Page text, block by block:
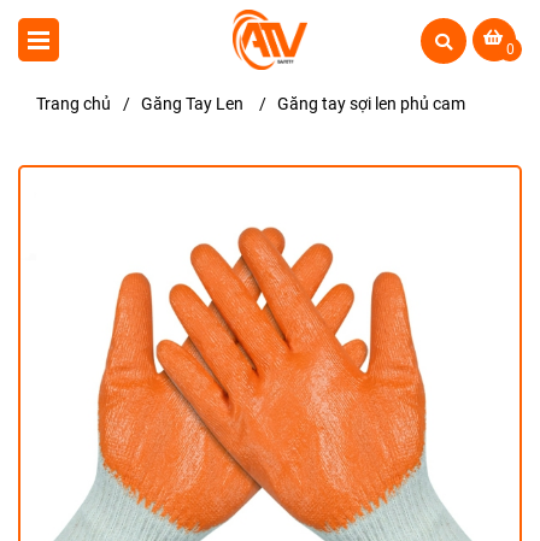
0
Trang chủ / Găng Tay Len / Găng tay sợi len phủ cam